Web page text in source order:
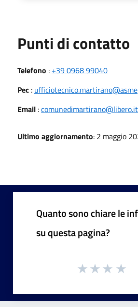
Punti di contatto
Telefono : +39 0968 99040
Pec :
Email :comunedimartirano@libero.it
Ultimo aggiornamento: 2 maggio
Quanto sono chiare le
su questa pagina?